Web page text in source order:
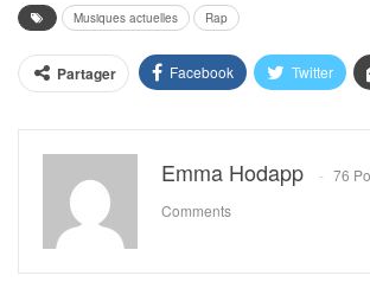
Musiques actuelles Rap
Partager Facebook Twitter
Emma Hodapp 76
Comments